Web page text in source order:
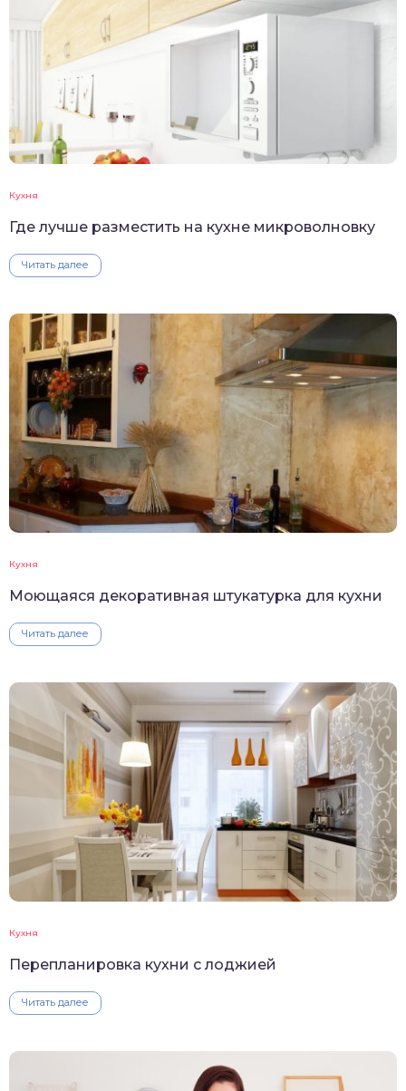
Кухня
Где лучше разместить на кухне микроволновку
Читать далее
Кухня
Моющаяся декоративная штукатурка для кухни
Читать далее
Кухня
Перепланировка кухни с лоджией
Читать далее